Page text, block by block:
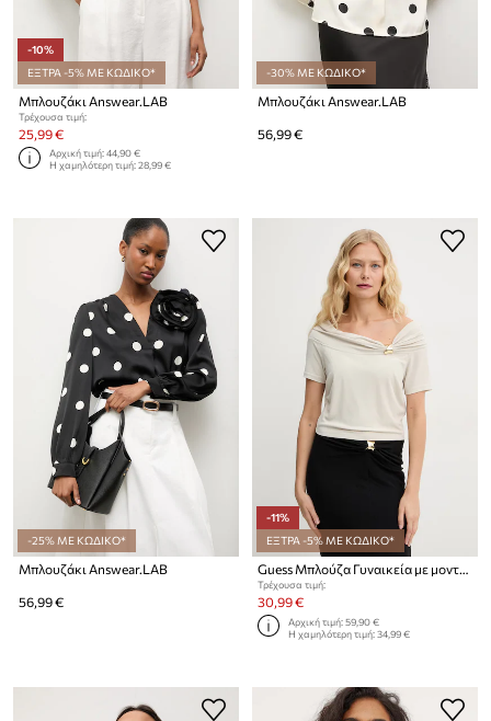
-10%
ΕΞΤΡΑ -5% ΜΕ ΚΩΔΙΚΟ*
Μπλουζάκι Answear.LAB
Τρέχουσα τιμή:
25,99 €
Αρχική τιμή:44,90 €
Η χαμηλότερη τιμή:28,99 €
-30% ΜΕ ΚΩΔΙΚΟ*
Μπλουζάκι Answear.LAB
56,99 €
-25% ΜΕ ΚΩΔΙΚΟ*
Μπλουζάκι Answear.LAB
56,99 €
-11%
ΕΞΤΡΑ -5% ΜΕ ΚΩΔΙΚΟ*
Guess Μπλούζα Γυναικεία με μοντάλ BRIGITTE
Τρέχουσα τιμή:
30,99 €
Αρχική τιμή:59,90 €
Η χαμηλότερη τιμή:34,99 €